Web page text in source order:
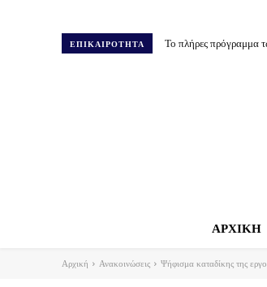
ΕΠΙΚΑΙΡΟΤΗΤΑ Το πλήρες πρόγραμμα
ΑΡΧΙΚΗ
Αρχική Ανακοινώσεις Ψήφισμα καταδίκης της